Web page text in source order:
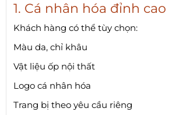
1. Cá nhân hóa đỉnh cao
Khách hàng có thể tùy chọn:
Màu da, chỉ khâu
Vật liệu ốp nội thất
Logo cá nhân hóa
Trang bị theo yêu cầu riêng